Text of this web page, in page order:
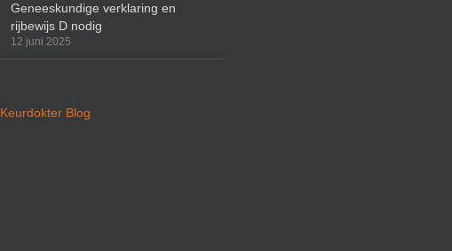
Geneeskundige verklaring en
rijbewijs D nodig
12 juni 2025
Keurdokter Blog